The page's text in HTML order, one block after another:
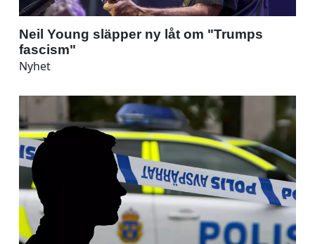
Neil Young släpper ny låt om "Trumps
fascism"
Nyhet